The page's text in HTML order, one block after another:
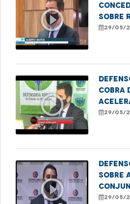
play_circle_outline
sobre
29/05/
play_circle_outline
cobra
29/05/
play_circle_outline
sobre
para
29/05/